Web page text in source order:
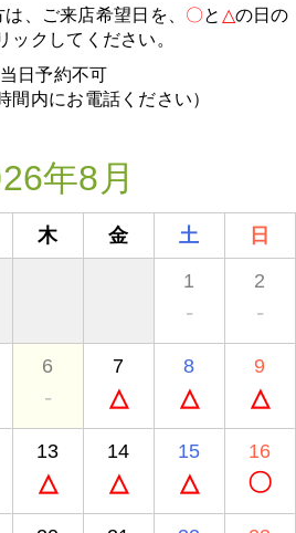
、ご来店希望日を、 〇と △の日の
ックしてください。
日予約不可
間内にお電話ください）
年8月
木 金 土 日
1
-
2
-
6
-
7
△
8
△
9
△
13
△
14
△
15
△
16
〇